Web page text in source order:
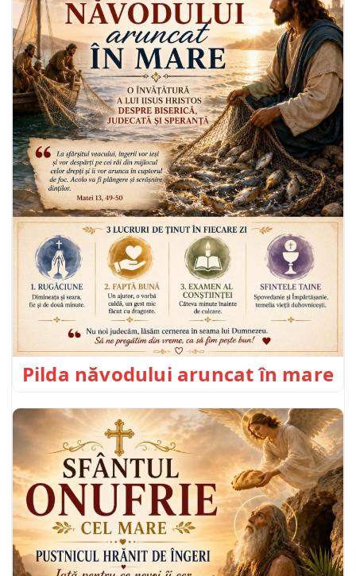
Pilda năvodului aruncat în mare